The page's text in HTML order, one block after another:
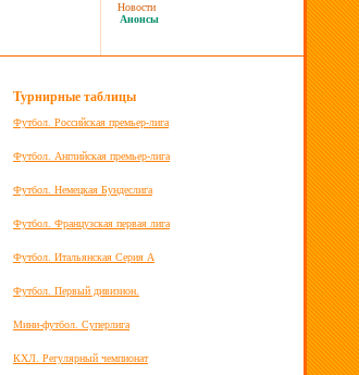
Новости
Анонсы
Турнирные таблицы
Футбол. Российская премьер-лига
Футбол. Английская премьер-лига
Футбол. Немецкая Бундеслига
Футбол. Французская первая лига
Футбол. Итальянская Серия А
Футбол. Первый дивизион.
Мини-футбол. Суперлига
КХЛ. Регулярный чемпионат